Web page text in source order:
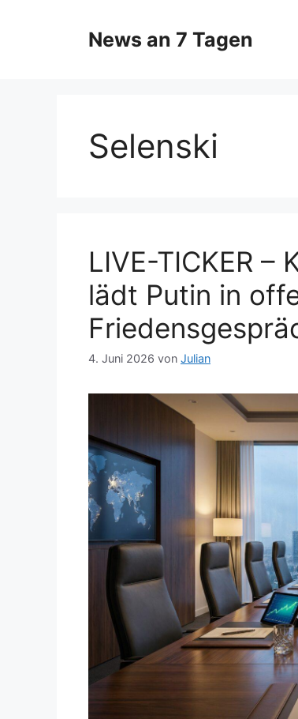
News an 7 Tagen
Selenski
LIVE-TICKER –
lädt Putin in
4. Juni 2026 von Julian